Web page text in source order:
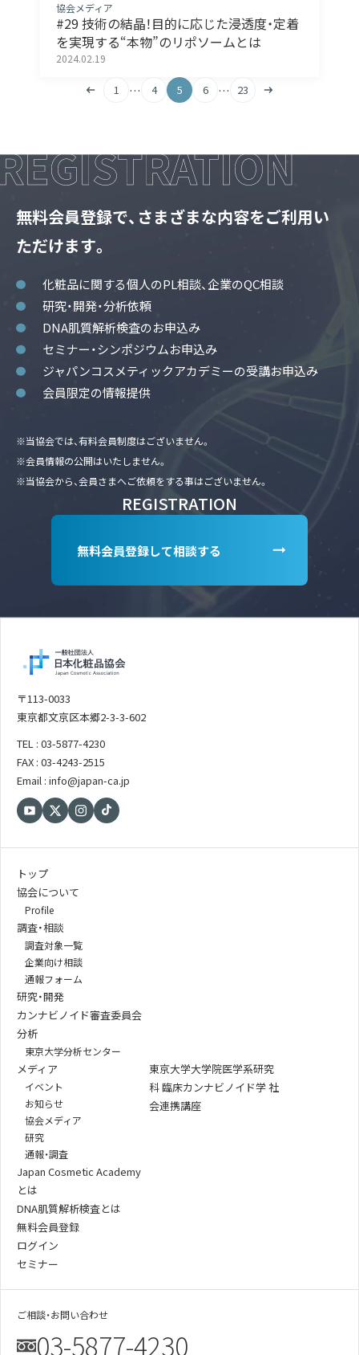
協会メディア
#29 技術の結晶！目的に応じた浸透度・定着
を実現する“本物”のリポソームとは
2024.02.19
1 … 4 5 6 … 23
無料会員登録で、さまざまな内容をご利用い
ただけます。
化粧品に関する個人のPL相談、企業のQC相談
研究・開発・分析依頼
DNA肌質解析検査のお申込み
セミナー・シンポジウムお申込み
ジャパンコスメティックアカデミーの受講お申込み
会員限定の情報提供
※当協会では、有料会員制度はございません。
※会員情報の公開はいたしません。
※当協会から、会員さまへご依頼をする事はございません。
REGISTRATION
無料会員登録して相談する
〒113-0033
東京都文京区本郷2-3-3-602
TEL : 03-5877-4230
FAX : 03-4243-2515
Email : info@japan-ca.jp
トップ
協会について
Profile
調査・相談
調査対象一覧
企業向け相談
通報フォーム
研究・開発
カンナビノイド審査委員会
分析
東京大学分析センター
メディア
イベント
お知らせ
協会メディア
研究
通報・調査
Japan Cosmetic Academy
とは
DNA肌質解析検査とは
無料会員登録
ログイン
セミナー
東京大学大学院医学系研究
科 臨床カンナビノイド学 社
会連携講座
ご相談・お問い合わせ
03-5877-4230